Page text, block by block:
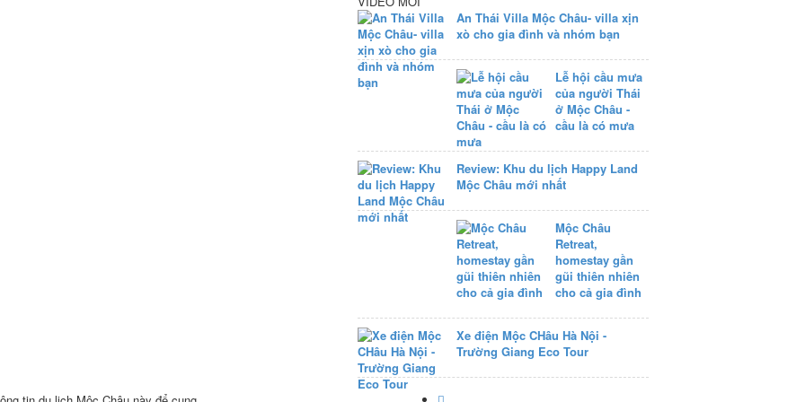
An Thái Villa Mộc Châu- villa xịn
xò cho gia đình và nhóm bạn
Lễ hội cầu mưa
của người Thái
ở Mộc Châu -
cầu là có mưa
Review: Khu du lịch Happy Land
Mộc Châu mới nhất
Mộc Châu
Retreat,
homestay gần
gũi thiên nhiên
cho cả gia đình
Xe điện Mộc CHâu Hà Nội -
Trường Giang Eco Tour